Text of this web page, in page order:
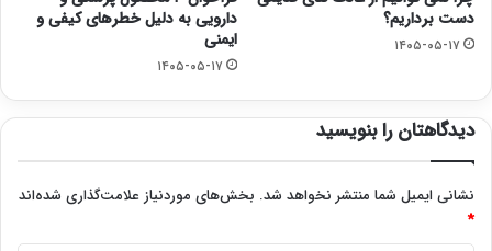
دست برداریم؟
۱۴۰۵-۰۵-۱۷
دارویی به دلیل خطرهای کیفی و
ایمنی
۱۴۰۵-۰۵-۱۷
دیدگاهتان را بنویسید
نشانی ایمیل شما منتشر نخواهد شد. بخش‌های موردنیاز علامت‌گذاری شده‌اند
*